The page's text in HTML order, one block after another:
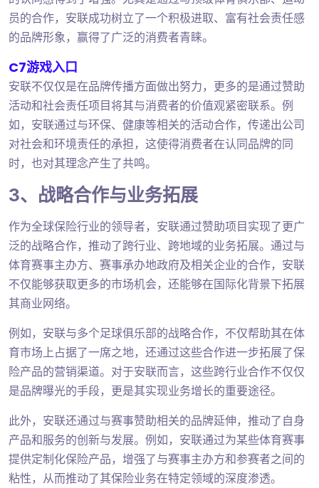
员的合作，安联成功树立了一个积极进取、富有社会责任感
的品牌形象，赢得了广泛的消费者青睐。
C7游戏入口
安联不仅仅是在品牌传播方面做出努力，更多的是通过赞助
活动和社会责任项目将其与消费者的价值观紧密联系。例
如，安联通过与环保、健康等相关的活动合作，传递出公司
对社会和环境责任的承担，这使得消费者在认同品牌的同
时，也对其理念产生了共鸣。
3、战略合作与业务拓展
作为全球保险行业的领导者，安联通过赞助项目实现了更广
泛的战略合作，推动了跨行业、跨地域的业务拓展。通过与
体育赛事主办方、赛事承办地政府及相关企业的合作，安联
不仅能够获取更多的市场机会，还能够在国际化背景下拓展
其商业网络。
例如，安联与多个足球俱乐部的战略合作，不仅帮助其在体
育市场上占据了一席之地，还通过这些合作进一步拓展了保
险产品的营销渠道。对于安联而言，这些跨行业合作不仅仅
是品牌曝光的手段，更是其实现业务增长的重要途径。
此外，安联还通过与赛事赞助相关的品牌延伸，推动了自身
产品和服务的创新与发展。例如，安联通过为某些体育赛事
提供定制化保险产品，增强了与赛事主办方和参赛者之间的
粘性，从而推动了其保险业务在特定领域的深度渗透。